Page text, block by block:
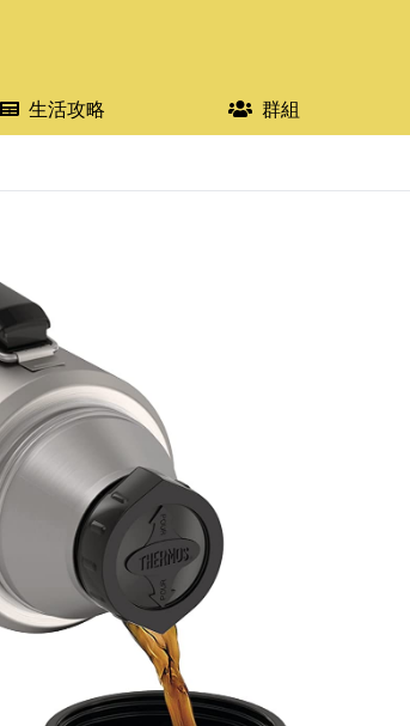
生活攻略 群組